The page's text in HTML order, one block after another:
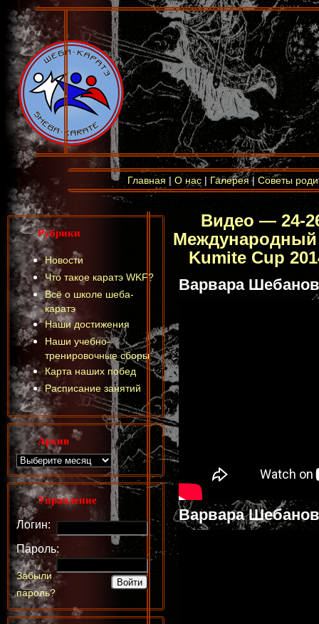
Главная |О нас | Галерея| Советы
Видео — 24-
Международный
Kumite Cup
Варвара
Варвара
Рубрики
Новости
Что такое каратэ WKF?
Всё о школе шеба-
каратэ
Наши достижения
Наши учебно-
тренировочные сборы
Карта наших побед
Расписание занятий
Архив
Управление
Логин:
Пароль:
Забыли
пароль?